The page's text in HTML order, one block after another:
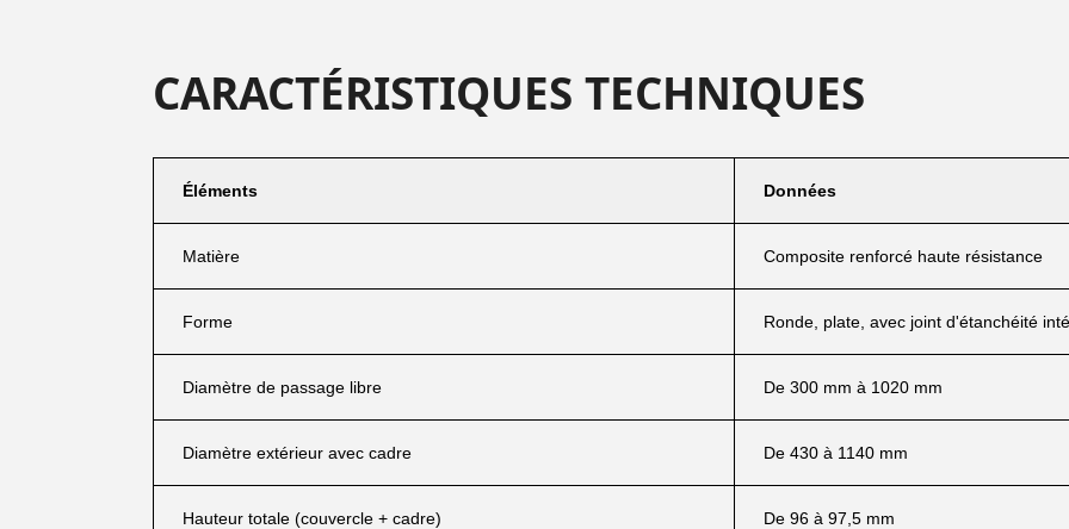
CARACTÉRISTIQUES TECHNIQUES
Éléments Données
Matière Composite renforcé haute résistance
Forme Ronde, plate, avec joint d'étanchéité
Diamètre de passage libre De 300 mm à 1020 mm
Diamètre extérieur avec cadre De 430 à 1140 mm
Hauteur totale (couvercle + cadre) De 96 à 97,5 mm